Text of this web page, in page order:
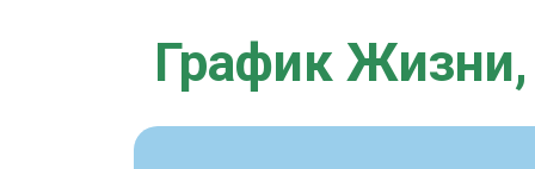
График Жизни,